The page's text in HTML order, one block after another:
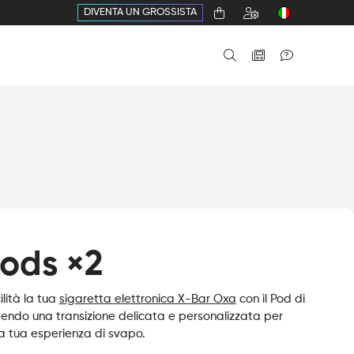
DIVENTA UN GROSSISTA
×2
la tua sigaretta elettronica X-Bar Oxa con il Pod di
una transizione delicata e personalizzata per
tua esperienza di svapo.